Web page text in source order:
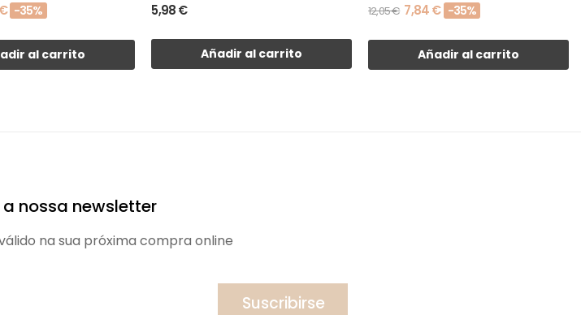
-35%
al carrito
5,98 €
Añadir al carrito
12,05 € 7,84 € -35%
Añadir al carrito
nossa newsletter
na sua próxima compra online
Suscribirse